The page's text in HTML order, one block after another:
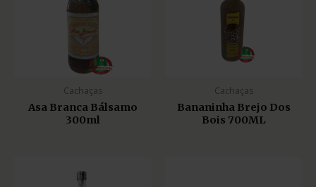
Cachaças
Asa Branca Bálsamo
300ml
Cachaças
Bananinha Brejo Dos
Bois 700ML